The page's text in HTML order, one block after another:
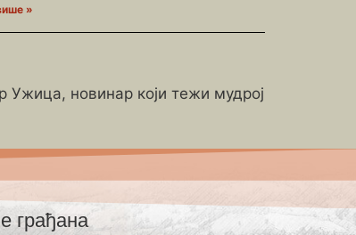
»
Ужица, новинар који тежи мудрој
грађана